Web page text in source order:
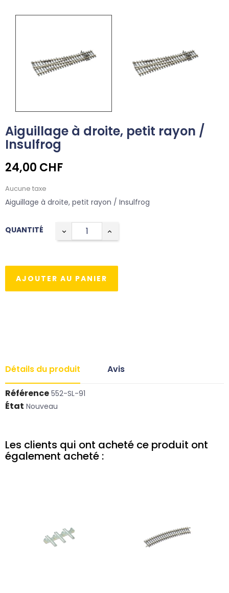
Aiguillage à droite, petit rayon /
Insulfrog
24,00 CHF
Aucune taxe
Aiguillage à droite, petit rayon / Insulfrog
QUANTITÉ
AJOUTER AU PANIER
Détails du produit Avis
Référence 552-SL-91
État Nouveau
Les clients qui ont acheté ce produit ont
également acheté :